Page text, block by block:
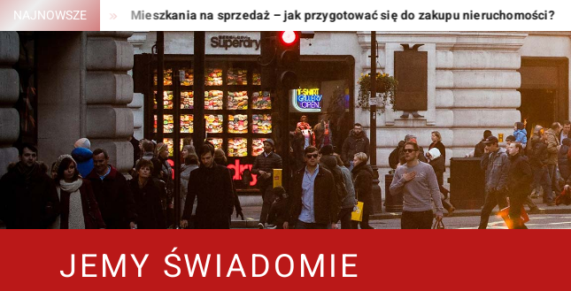
Skip
to
content
NAJNOWSZE Mieszkania na sprzedaż – jak przygotować się do zakupu nieruchomości?
JEMY ŚWIADOMIE